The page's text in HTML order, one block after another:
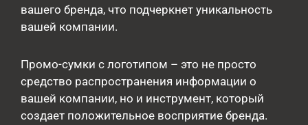
вашего бренда, что подчеркнет уникальность
вашей компании.
Промо-сумки с логотипом – это не просто
средство распространения информации о
вашей компании, но и инструмент, который
создает положительное восприятие бренда.